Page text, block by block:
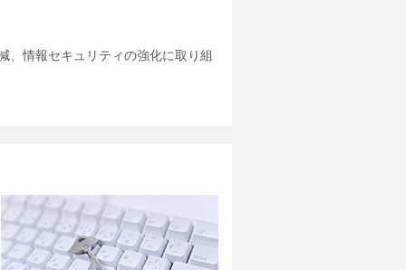
、情報セキュリティの強化に取り組